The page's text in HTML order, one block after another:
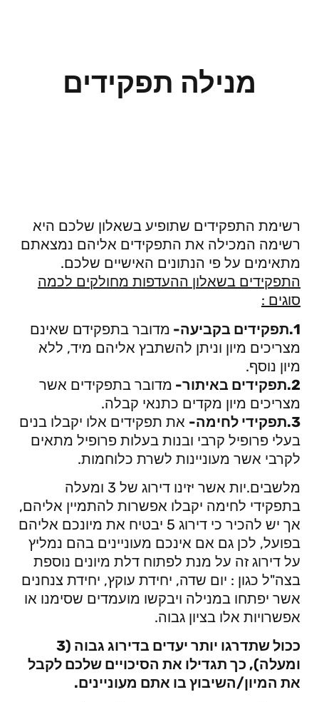
מנילה תפקידים
רשימת התפקידים שתופיע בשאלון שלכם היא
רשימה המכילה את התפקידים אליהם נמצאתם
מתאימים על פי הנתונים האישיים שלכם.
התפקידים בשאלון ההעדפות מחולקים לכמה
סוגים :
1.תפקידים בקביעה-
מדובר בתפקידם שאינם
מצריכים מיון וניתן להשתבץ אליהם מיד, ללא
מיון נוסף.
2.תפקידים באיתור-
מדובר בתפקידים אשר
מצריכים מיון מקדים כתנאי קבלה.
3.תפקידי לחימה-
את תפקידים אלו יקבלו בנים
בעלי פרופיל קרבי ובנות בעלות פרופיל מתאים
לקרבי אשר מעוניינות לשרת כלוחמות.
מלשבים.יות אשר יזינו דירוג של 3 ומעלה
בתפקידי לחימה יקבלו אפשרות להתמיין אליהם,
אך יש להכיר כי דירוג 5 יבטיח את מיונכם אליהם
בפועל, לכן גם אם אינכם מעוניינים בהם נמליץ
על דירוג זה על מנת לפתוח דלת מיונים נוספת
בצה"ל כגון : יום שדה, יחידת עוקץ, יחידת צנחנים
אשר יפתחו במנילה ויבקשו מועמדים שסימנו או
אפשרויות אלו בציון גבוה.
ככול שתדרגו יותר יעדים בדירוג גבוה (3
ומעלה), כך תגדילו את הסיכויים שלכם לקבל
את המיון/השיבוץ בו אתם מעוניינים.